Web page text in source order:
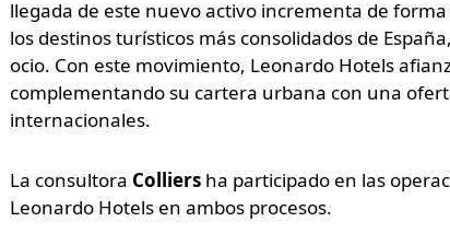
llegada de este nuevo activo incrementa de
los destinos turísticos más consolidados de
ocio. Con este movimiento, Leonardo Hotels
complementando su cartera urbana con una
internacionales.
La consultora Colliersha participado en las
Leonardo Hotels en ambos procesos.